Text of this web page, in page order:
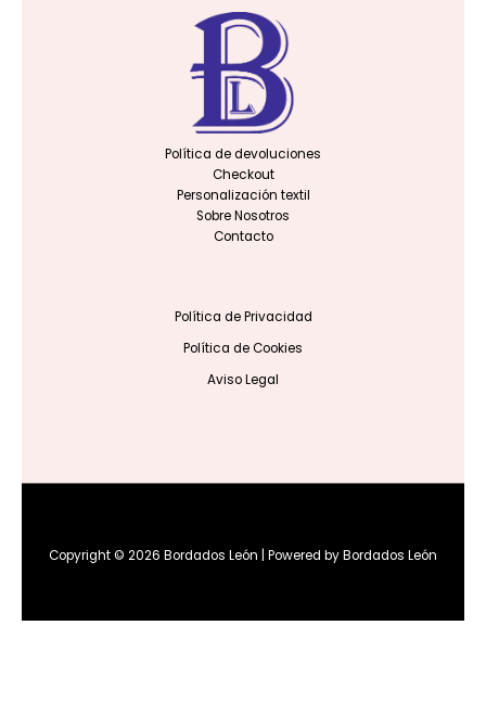
Política de devoluciones
Checkout
Personalización textil
Sobre Nosotros
Contacto
Política de Privacidad
Política de Cookies
Aviso Legal
Copyright © 2026 Bordados León | Powered by Bordados León